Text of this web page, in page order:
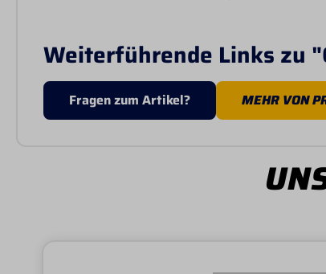
Weiterführende Links zu
Fragen zum Artikel? MEHR VON